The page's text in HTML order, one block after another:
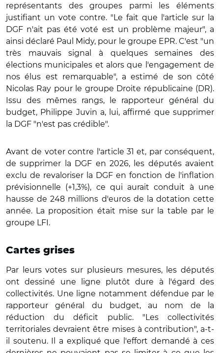
représentants des groupes parmi les éléments
justifiant un vote contre. "Le fait que l'article sur la
DGF n'ait pas été voté est un problème majeur", a
ainsi déclaré Paul Midy, pour le groupe EPR. C'est "un
très mauvais signal à quelques semaines des
élections municipales et alors que l'engagement de
nos élus est remarquable", a estimé de son côté
Nicolas Ray pour le groupe Droite républicaine (DR).
Issu des mêmes rangs, le rapporteur général du
budget, Philippe Juvin a, lui, affirmé que supprimer
la DGF "n'est pas crédible".
Avant de voter contre l'article 31 et, par conséquent,
de supprimer la DGF en 2026, les députés avaient
exclu de revaloriser la DGF en fonction de l'inflation
prévisionnelle (+1,3%), ce qui aurait conduit à une
hausse de 248 millions d'euros de la dotation cette
année. La proposition était mise sur la table par le
groupe LFI.
Cartes grises
Par leurs votes sur plusieurs mesures, les députés
ont dessiné une ligne plutôt dure à l'égard des
collectivités. Une ligne notamment défendue par le
rapporteur général du budget, au nom de la
réduction du déficit public. "Les collectivités
territoriales devraient être mises à contribution", a-t-
il soutenu. Il a expliqué que l'effort demandé à ces